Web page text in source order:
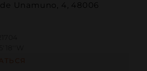
de Unamuno, 4, 48006